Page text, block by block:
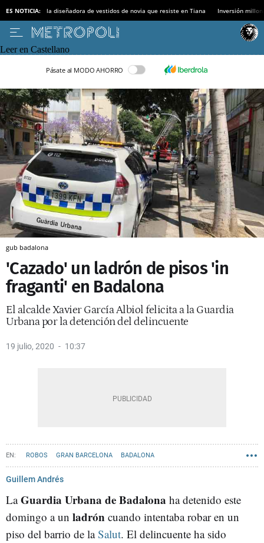
ES NOTICIA: la diseñadora de vestidos de novia que resiste en Tiana Inversión
Leer en Castellano
Pásate al MODO AHORRO
gub badalona
'Cazado' un ladrón de pisos 'in
fraganti' en Badalona
El alcalde Xavier García Albiol felicita a la Guardia
Urbana por la detención del delincuente
19 julio, 2020 10:37
ROBOS GRAN BARCELONA BADALONA
Guillem Andrés
LaGuardia Urbana de Badalona ha detenido este
domingo a un ladrón cuando intentaba robar en un
piso del barrio de laSalut. El delincuente ha sido